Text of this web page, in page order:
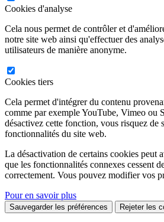
Cookies d'analyse
Cela nous permet de contrôler et
notre site web ainsi qu'effectuer des
utilisateurs de manière anonyme.
Cookies tiers
Cela permet d'intégrer du contenu
comme par exemple YouTube, Vimeo ou
désactivez cette fonction, vous risquez de
fonctionnalités du site web.
La désactivation de certains cookies peut
que les fonctionnalités connexes cessent
correctement. Vous pouvez modifier vos
Pour en savoir plus
Sauvegarder les préférences Rejeter les